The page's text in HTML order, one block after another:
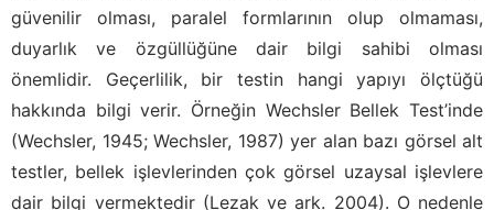
güvenilir olması, paralel formlarının olup olmaması,
duyarlık ve özgüllüğüne dair bilgi sahibi olması
önemlidir. Geçerlilik, bir testin hangi yapıyı ölçtüğü
hakkında bilgi verir. Örneğin Wechsler Bellek Test’inde
(Wechsler, 1945; Wechsler, 1987) yer alan bazı görsel alt
testler, bellek işlevlerinden çok görsel uzaysal işlevlere
dair bilgi vermektedir (Lezak ve ark. 2004). O nedenle